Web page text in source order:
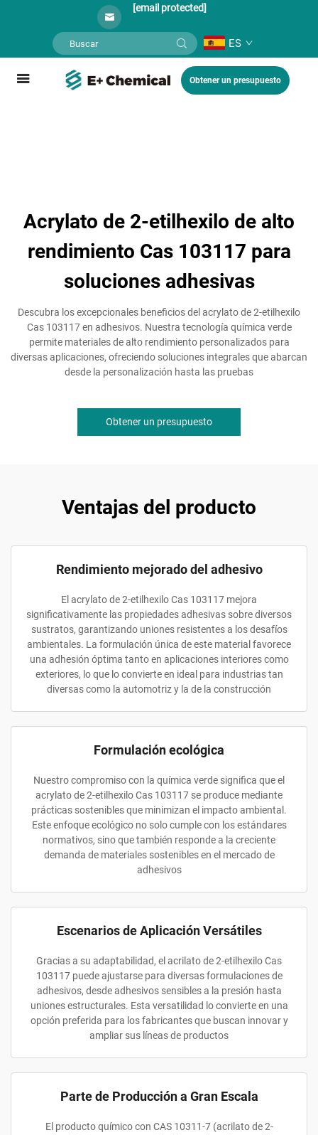
[email protected]
ES
Obtener un presupuesto
Acrylato de 2-etilhexilo de alto
rendimiento Cas 103117 para
soluciones adhesivas
Descubra los excepcionales beneficios del acrylato de 2-etilhexilo
Cas 103117 en adhesivos. Nuestra tecnología química verde
permite materiales de alto rendimiento personalizados para
diversas aplicaciones, ofreciendo soluciones integrales que abarcan
desde la personalización hasta las pruebas
Obtener un presupuesto
Ventajas del producto
Rendimiento mejorado del adhesivo
El acrylato de 2-etilhexilo Cas 103117 mejora
significativamente las propiedades adhesivas sobre diversos
sustratos, garantizando uniones resistentes a los desafíos
ambientales. La formulación única de este material favorece
una adhesión óptima tanto en aplicaciones interiores como
exteriores, lo que lo convierte en ideal para industrias tan
diversas como la automotriz y la de la construcción
Formulación ecológica
Nuestro compromiso con la química verde significa que el
acrylato de 2-etilhexilo Cas 103117 se produce mediante
prácticas sostenibles que minimizan el impacto ambiental.
Este enfoque ecológico no solo cumple con los estándares
normativos, sino que también responde a la creciente
demanda de materiales sostenibles en el mercado de
adhesivos
Escenarios de Aplicación Versátiles
Gracias a su adaptabilidad, el acrilato de 2-etilhexilo Cas
103117 puede ajustarse para diversas formulaciones de
adhesivos, desde adhesivos sensibles a la presión hasta
uniones estructurales. Esta versatilidad lo convierte en una
opción preferida para los fabricantes que buscan innovar y
ampliar sus líneas de productos
Parte de Producción a Gran Escala
El producto químico con CAS 10311-7 (acrilato de 2-